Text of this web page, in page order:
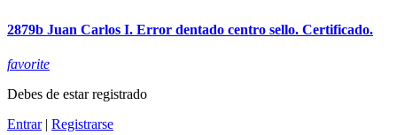
2879b Juan Carlos I. Error dentado centro sello. Certificado.
favorite
Debes de estar registrado
Entrar| Registrarse